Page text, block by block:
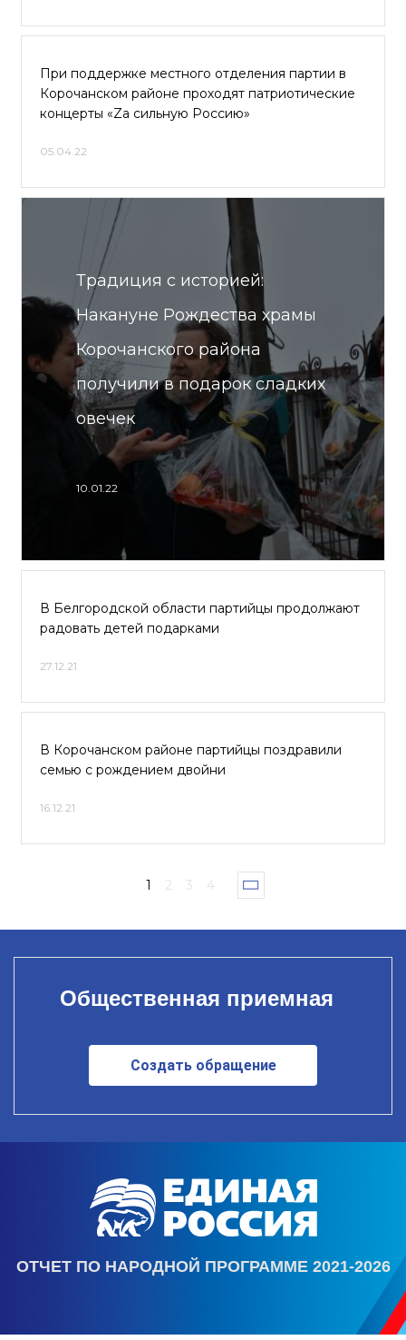
При поддержке местного отделения партии в
Корочанском районе проходят патриотические
концерты «Zа сильную Россию»
05.04.22
Традиция с историей:
Накануне Рождества храмы
Корочанского района
получили в подарок сладких
овечек
10.01.22
В Белгородской области партийцы продолжают
радовать детей подарками
27.12.21
В Корочанском районе партийцы поздравили
семью с рождением двойни
16.12.21
1 2 3 4
Общественная приемная
Создать обращение
ОТЧЕТ ПО НАРОДНОЙ ПРОГРАММЕ 2021-2026